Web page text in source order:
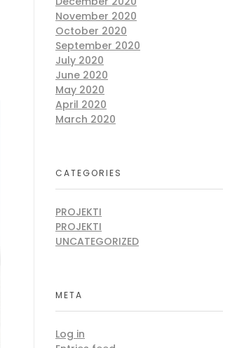
November 2020
October 2020
September 2020
July 2020
June 2020
May 2020
April 2020
March 2020
CATEGORIES
PROJEKTI
PROJEKTI
UNCATEGORIZED
META
Log in